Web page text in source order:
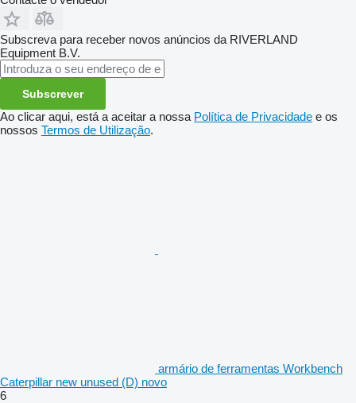
Subscreva para receber novos anúncios da RIVERLAND
Equipment B.V.
Subscrever
Ao clicar aqui, está a aceitar a nossa Política de Privacidade e os
nossos Termos de Utilização.
armário de ferramentas Workbench
Caterpillar new unused (D) novo
6